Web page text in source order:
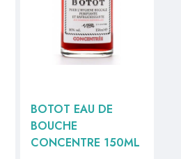
BOTOT EAU DE
BOUCHE
CONCENTRE 150ML